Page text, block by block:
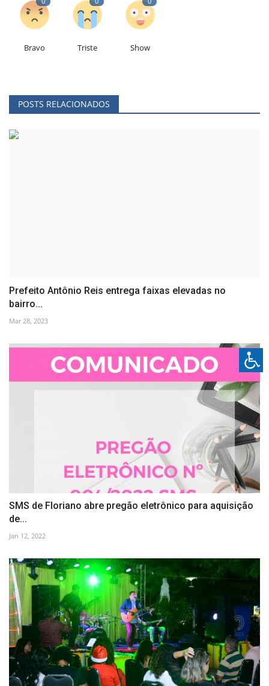
Bravo Triste Show
POSTS RELACIONADOS
Prefeito Antônio Reis entrega faixas elevadas no
bairro...
Mar 28, 2023
SMS de Floriano abre pregão eletrônico para aquisição
de...
Jan 12, 2022